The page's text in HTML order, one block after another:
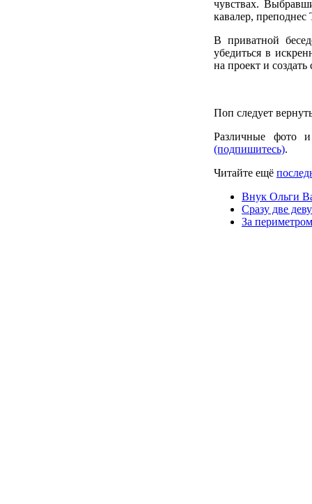
чувствах.
кавалер,
В приватной
убедиться в
на проект и
Поп следует
Различные фото
(подпишитесь).
Читайте ещё
Внук Ольги
Сразу две
За